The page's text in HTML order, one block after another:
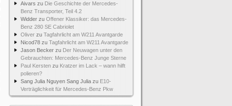
Aivars zu Die Geschichte der Mercedes-
Benz Transporter, Teil 4.2
Widder zu Offener Klassiker: das Mercedes-
Benz 280 SE Cabriolet
Oliver zu Tagfahrlicht am W211 Avantgarde
Nicod78 zu Tagfahrlicht am W211 Avantgarde
Jason Becker zu Der Neuwagen unter den
Gebrauchten: Mercedes-Benz Junge Sterne
Paul Kersten zu Kratzer im Lack – wann hilft
polieren?
Sang Julia Nguyen Sang Julia zu E10-
Verträglichkeit für Mercedes-Benz Pkw